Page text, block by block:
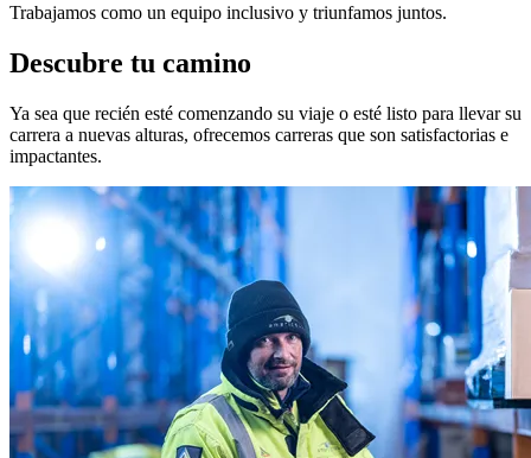
Trabajamos como un equipo inclusivo y triunfamos juntos.
Descubre tu camino
Ya sea que recién esté comenzando su viaje o esté listo para llevar su
carrera a nuevas alturas, ofrecemos carreras que son satisfactorias e
impactantes.